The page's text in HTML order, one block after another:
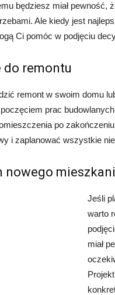
będziesz miał pewność,
Ale kiedy jest
Ci pomóc w podjęciu
do remontu
remont w swoim domu
prac
po
i zaplanować wszystkie
nowego
Jeśli
warto
miał